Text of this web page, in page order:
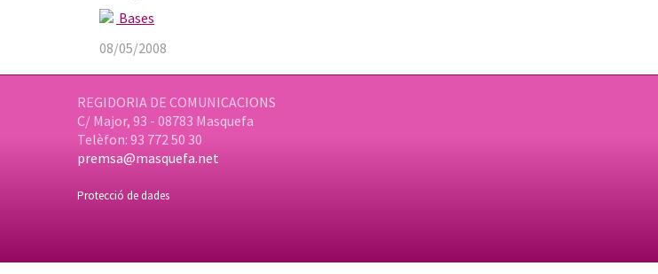
Bases
08/05/2008
REGIDORIA DE COMUNICACIONS
C/ Major, 93 - 08783 Masquefa
Telèfon: 93 772 50 30
premsa@masquefa.net
Protecció de dades